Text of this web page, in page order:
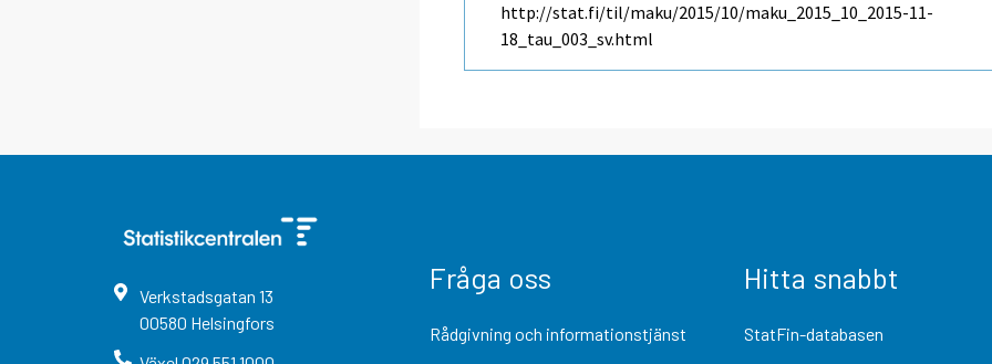
http://stat.fi/til/maku/2015/10/maku_2015_10_2015-11-
18_tau_003_sv.html
Verkstadsgatan 13
00580 Helsingfors
Fråga oss
Rådgivning och informationstjänst
Hitta snabbt
StatFin-databasen